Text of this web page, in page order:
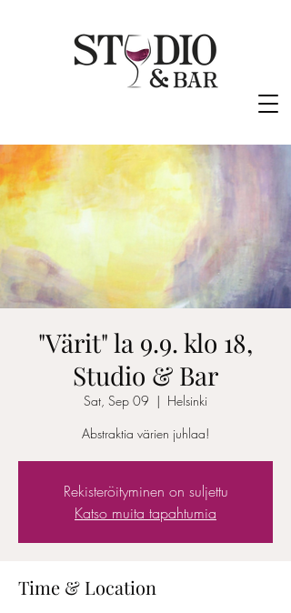
"Värit" la 9.9. klo 18,
Studio & Bar
Sat, Sep 09
  |
Helsinki
Abstraktia värien juhlaa!
Rekisteröityminen on suljettu
Katso muita tapahtumia
Time & Location